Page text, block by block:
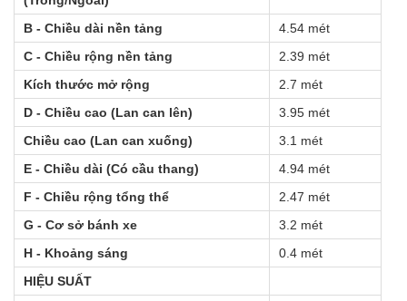
B - Chiều dài nền tảng
4.54 mét
C - Chiều rộng nền tảng
2.39 mét
Kích thước mở rộng
2.7 mét
D - Chiều cao (Lan can lên)
3.95 mét
Chiều cao (Lan can xuống)
3.1 mét
E - Chiều dài (Có cầu thang)
4.94 mét
F - Chiều rộng tổng thể
2.47 mét
G - Cơ sở bánh xe
3.2 mét
H - Khoảng sáng
0.4 mét
HIỆU SUẤT